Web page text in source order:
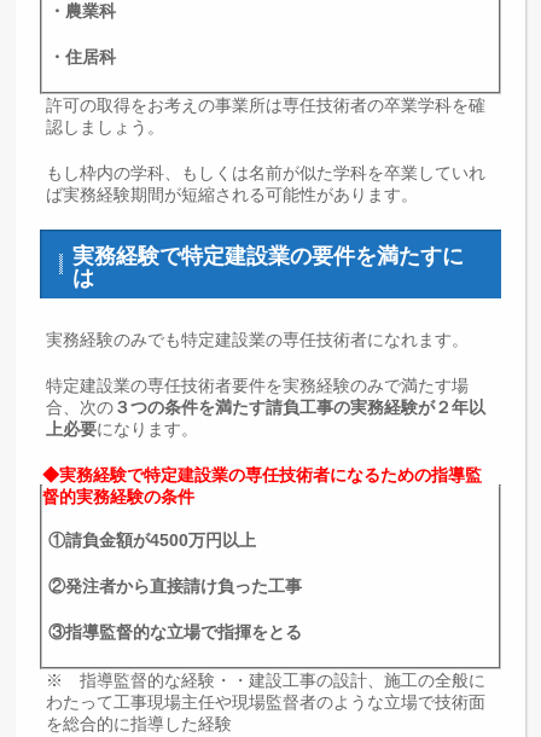
・農業科
・住居科
許可の取得をお考えの事業所は専任技術者の卒業学科を確
認しましょう。
もし枠内の学科、もしくは名前が似た学科を卒業していれ
ば実務経験期間が短縮される可能性があります。
実務経験で特定建設業の要件を満たすに
は
実務経験のみでも特定建設業の専任技術者になれます。
特定建設業の専任技術者要件を実務経験のみで満たす場
合、次の３つの条件を満たす請負工事の実務経験が２年以
上必要になります。
◆実務経験で特定建設業の専任技術者になるための指導監
督的実務経験の条件
①請負金額が4500万円以上
②発注者から直接請け負った工事
③指導監督的な立場で指揮をとる
※ 指導監督的な経験・・建設工事の設計、施工の全般に
わたって工事現場主任や現場監督者のような立場で技術面
を総合的に指導した経験